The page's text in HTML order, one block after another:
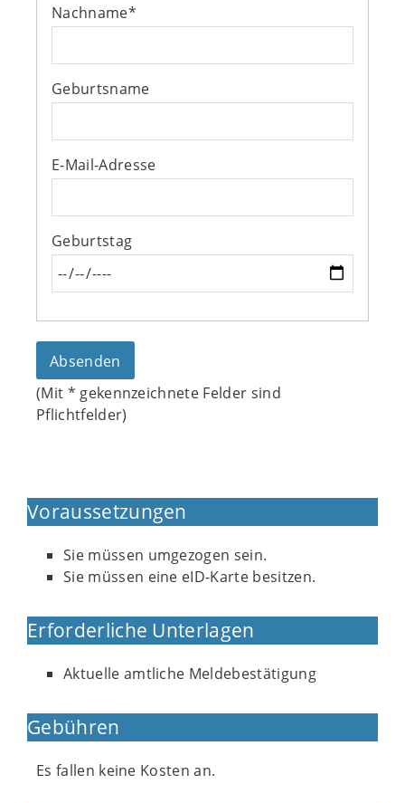
Nachname*
Geburtsname
E-Mail-Adresse
Geburtstag
(Mit * gekennzeichnete Felder sind
Pflichtfelder)
Voraussetzungen
Sie müssen umgezogen sein.
Sie müssen eine eID-Karte besitzen.
Erforderliche Unterlagen
Aktuelle amtliche Meldebestätigung
Gebühren
Es fallen keine Kosten an.